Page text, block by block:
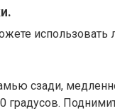
сзади,
градусов.